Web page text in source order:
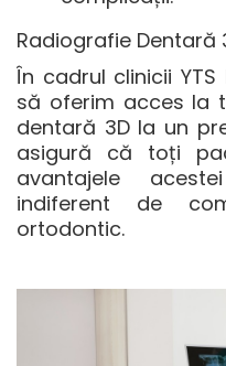
Radiografie Dentară
În cadrul clinicii
să oferim acces la
dentară 3D la un
asigură că toți
avantajele
indiferent de
ortodontic.